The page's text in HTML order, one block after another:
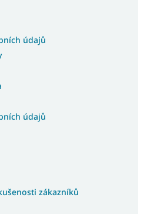
90x185
90x90
95x200
údajů
údajů
zákazníků